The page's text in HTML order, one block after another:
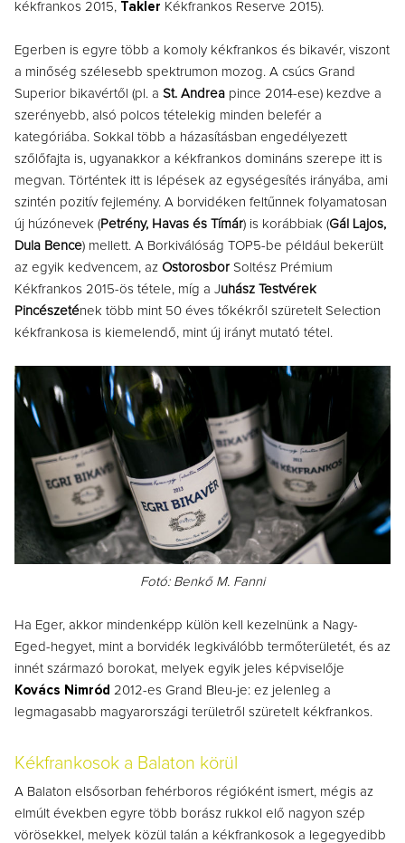
kékfrankos 2015, Takler Kékfrankos Reserve 2015).
Egerben is egyre több a komoly kékfrankos és bikavér, viszont
a minőség szélesebb spektrumon mozog. A csúcs Grand
Superior bikavértől (pl. a St. Andrea pince 2014-ese) kezdve a
szerényebb, alsó polcos tételekig minden belefér a
kategóriába. Sokkal több a házasításban engedélyezett
szőlőfajta is, ugyanakkor a kékfrankos domináns szerepe itt is
megvan. Történtek itt is lépések az egységesítés irányába, ami
szintén pozitív fejlemény. A borvidéken feltűnnek folyamatosan
új húzónevek (Petrény, Havas és Tímár) is korábbiak (Gál Lajos,
Dula Bence) mellett. A Borkiválóság TOP5-be például bekerült
az egyik kedvencem, az Ostorosbor Soltész Prémium
Kékfrankos 2015-ös tétele, míg a Juhász Testvérek
Pincészetének több mint 50 éves tőkékről szüretelt Selection
kékfrankosa is kiemelendő, mint új irányt mutató tétel.
Fotó: Benkő M. Fanni
Ha Eger, akkor mindenképp külön kell kezelnünk a Nagy-
Eged-hegyet, mint a borvidék legkiválóbb termőterületét, és az
innét származó borokat, melyek egyik jeles képviselője
Kovács Nimród 2012-es Grand Bleu-je: ez jelenleg a
legmagasabb magyarországi területről szüretelt kékfrankos.
Kékfrankosok a Balaton körül
A Balaton elsősorban fehérboros régióként ismert, mégis az
elmúlt években egyre több borász rukkol elő nagyon szép
vörösekkel, melyek közül talán a kékfrankosok a legegyedibb